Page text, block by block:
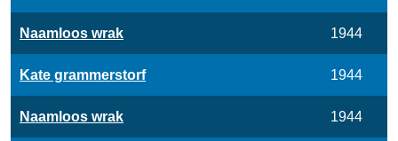
Naamloos wrak 1944
Kate grammerstorf 1944
Naamloos wrak 1944